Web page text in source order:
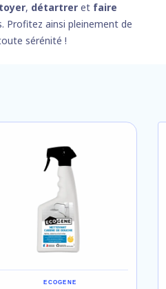
, détartrer et faire
Profitez ainsi pleinement de
sérénité !
ECOGENE